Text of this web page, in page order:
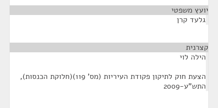
יועץ משפטי
גלעד קרן
קצרנית
הילה לוי
הצעת חוק לתיקון פקודת העיריות (מס' 119)(חלוקת הכנסות),
התש"ע-2009